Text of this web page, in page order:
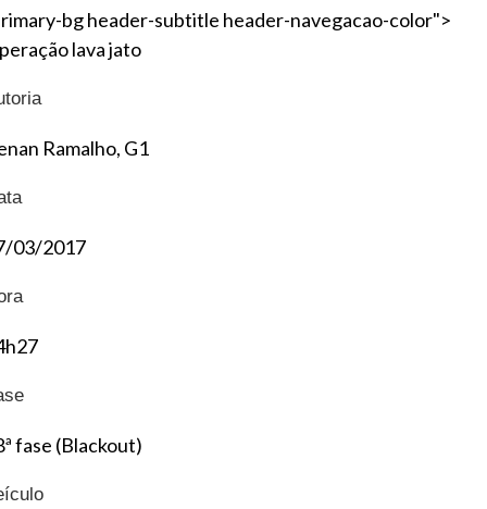
bg header-subtitle header-navegacao-color">
lava jato
Ramalho, G1
03/2017
fase (Blackout)